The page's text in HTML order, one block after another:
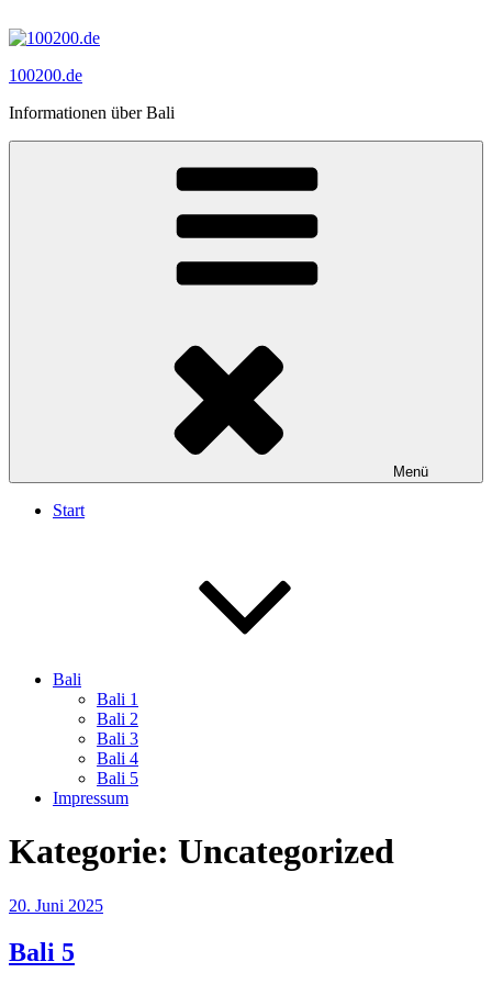
Inhalt
100200.de
Informationen über Bali
Menü
Start
Bali
Bali 1
Bali 2
Bali 3
Bali 4
Bali 5
Impressum
Kategorie: Uncategorized
Veröffentlicht
20. Juni 2025
Bali 5